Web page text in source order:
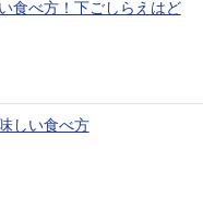
食べ方！下ごしらえはど
しい食べ方